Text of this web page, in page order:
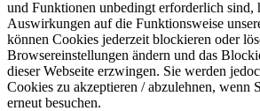
und Funktionen unbedingt erforderlich sind,
Auswirkungen auf die Funktionsweise
können Cookies jederzeit blockieren oder
Browsereinstellungen ändern und das
dieser Webseite erzwingen. Sie werden
Cookies zu akzeptieren / abzulehnen, wenn
erneut besuchen.